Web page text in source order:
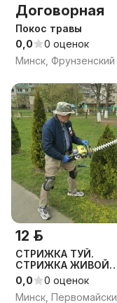
Договорная
Покос травы
0,0
0 оценок
Минск, Фрунзенский
12 р.
СТРИЖКА ТУЙ.
СТРИЖКА ЖИВОЙ
ИЗГОРОДИ.
0,0
0 оценок
Минск,